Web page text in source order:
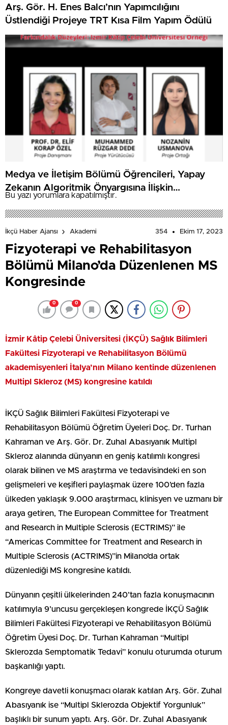
Arş. Gör. H. Enes Balcı’nın Yapımcılığını
Üstlendiği Projeye TRT Kısa Film Yapım Ödülü
Medya ve İletişim Bölümü Öğrencileri, Yapay
Zekanın Algoritmik Önyargısına İlişkin
Farkındalık Düzeylerini Araştıracak
Bu yazı yorumlara kapatılmıştır.
İkçü Haber Ajansı Akademi 354 Ekim 17, 2023
Fizyoterapi ve Rehabilitasyon
Bölümü Milano’da Düzenlenen MS
Kongresinde
0 0
İzmir Kâtip Çelebi Üniversitesi (İKÇÜ) Sağlık Bilimleri
Fakültesi Fizyoterapi ve Rehabilitasyon Bölümü
akademisyenleri İtalya’nın Milano kentinde düzenlenen
Multipl Skleroz (MS) kongresine katıldı
İKÇÜ Sağlık Bilimleri Fakültesi Fizyoterapi ve
Rehabilitasyon Bölümü Öğretim Üyeleri Doç. Dr. Turhan
Kahraman ve Arş. Gör. Dr. Zuhal Abasıyanık Multipl
Skleroz alanında dünyanın en geniş katılımlı kongresi
olarak bilinen ve MS araştırma ve tedavisindeki en son
gelişmeleri ve keşifleri paylaşmak üzere 100’den fazla
ülkeden yaklaşık 9.000 araştırmacı, klinisyen ve uzmanı bir
araya getiren, The European Committee for Treatment
and Research in Multiple Sclerosis (ECTRIMS)” ile
“Americas Committee for Treatment and Research in
Multiple Sclerosis (ACTRIMS)”in Milano’da ortak
düzenlediği MS kongresine katıldı.
Dünyanın çeşitli ülkelerinden 240’tan fazla konuşmacının
katılımıyla 9’uncusu gerçekleşen kongrede İKÇÜ Sağlık
Bilimleri Fakültesi Fizyoterapi ve Rehabilitasyon Bölümü
Öğretim Üyesi Doç. Dr. Turhan Kahraman “Multipl
Sklerozda Semptomatik Tedavi” konulu oturumda oturum
başkanlığı yaptı.
Kongreye davetli konuşmacı olarak katılan Arş. Gör. Zuhal
Abasıyanık ise “Multipl Sklerozda Objektif Yorgunluk”
başlıklı bir sunum yaptı. Arş. Gör. Dr. Zuhal Abasıyanık